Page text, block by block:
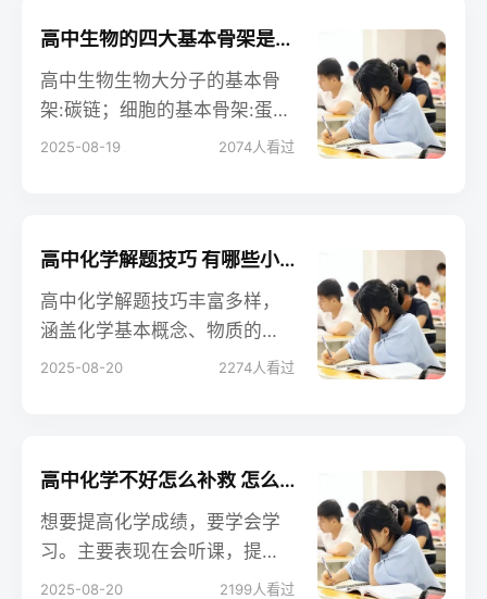
大家多做题，吸取经验。
高中生物的四大基本骨架是什么 相关知识整理
高中生物生物大分子的基本骨
架:碳链；细胞的基本骨架:蛋白
纤维；生物膜的基本骨架:磷脂
架。以下是小编整理的内容，
大家可以参考。
2025-08-19 2074人看过
高中化学解题技巧 有哪些小窍门
高中化学解题技巧丰富多样，
涵盖化学基本概念、物质的
量、守恒法、估算法、差量法
2025-08-20 2274人看过
高中化学不好怎么补救 怎么提分快
想要提高化学成绩，要学会学
习。主要表现在会听课，提前
预习新课，错题要及时改正并
2025-08-20 2199人看过